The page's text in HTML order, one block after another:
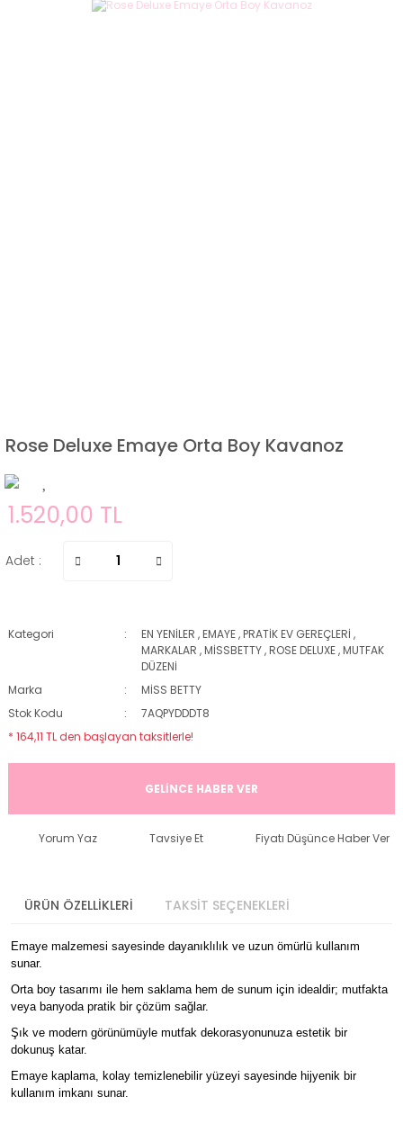
Rose Deluxe Emaye Orta Boy Kavanoz
1.520,00 TL
Adet :
Kategori EN YENİLER ,EMAYE,PRATİK EV GEREÇLERİ ,
MARKALAR ,MİSSBETTY,ROSE DELUXE,MUTFAK
DÜZENİ
Marka
MİSS BETTY
Stok Kodu
7AQPYDDDT8
* 164,11 TL den başlayan taksitlerle!
GELİNCE HABER VER
Yorum Yaz Tavsiye Et Fiyatı Düşünce Haber Ver
ÜRÜN ÖZELLİKLERİ TAKSİT SEÇENEKLERİ
Emaye malzemesi sayesinde dayanıklılık ve uzun ömürlü kullanım
sunar.
Orta boy tasarımı ile hem saklama hem de sunum için idealdir; mutfakta
veya banyoda pratik bir çözüm sağlar.
Şık ve modern görünümüyle mutfak dekorasyonunuza estetik bir
dokunuş katar.
Emaye kaplama, kolay temizlenebilir yüzeyi sayesinde hijyenik bir
kullanım imkanı sunar.